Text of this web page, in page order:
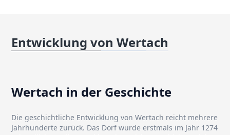
Entwicklung von Wertach
Wertach in der Geschichte
Die geschichtliche Entwicklung von Wertach reicht mehrere
Jahrhunderte zurück. Das Dorf wurde erstmals im Jahr 1274